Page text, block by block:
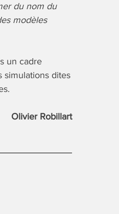
du nom du
modèles
un cadre
simulations dites
Olivier Robillart